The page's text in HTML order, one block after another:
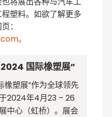
塑料。如欲了解更多
：
。
国际橡塑展”
橡塑展”作为全球领先
2024年4月23 – 26
中心（虹桥）。展会